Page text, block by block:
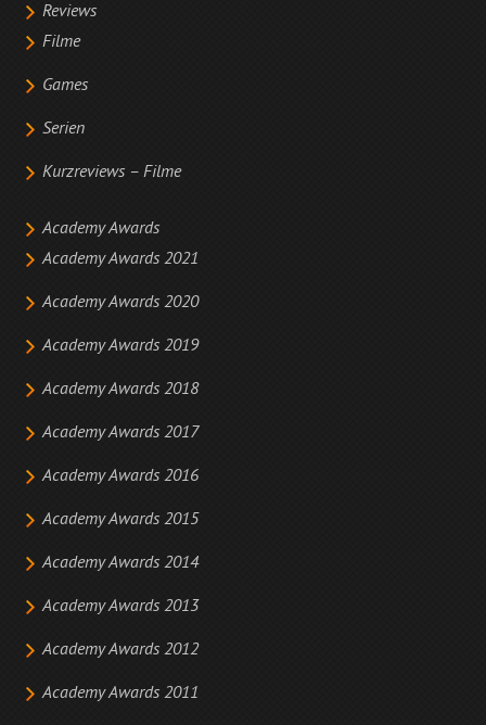
Reviews
Filme
Games
Serien
Kurzreviews – Filme
Academy Awards
Academy Awards 2021
Academy Awards 2020
Academy Awards 2019
Academy Awards 2018
Academy Awards 2017
Academy Awards 2016
Academy Awards 2015
Academy Awards 2014
Academy Awards 2013
Academy Awards 2012
Academy Awards 2011